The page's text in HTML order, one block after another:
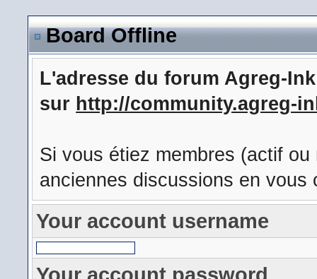
Board Offline
L'adresse du forum Agreg-
sur http://community.agreg-
Si vous étiez membres (actif
anciennes discussions en
Your account username